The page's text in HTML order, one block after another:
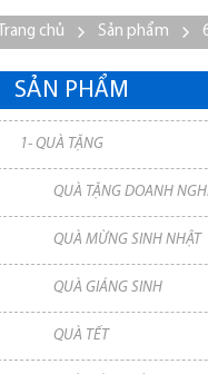
Trang chủ Sản phẩm
SẢN PHẨM
1- QUÀ TẶNG
QUÀ TẶNG DOANH
QUÀ MỪNG SINH NHẬT
QUÀ GIÁNG SINH
QUÀ TẾT